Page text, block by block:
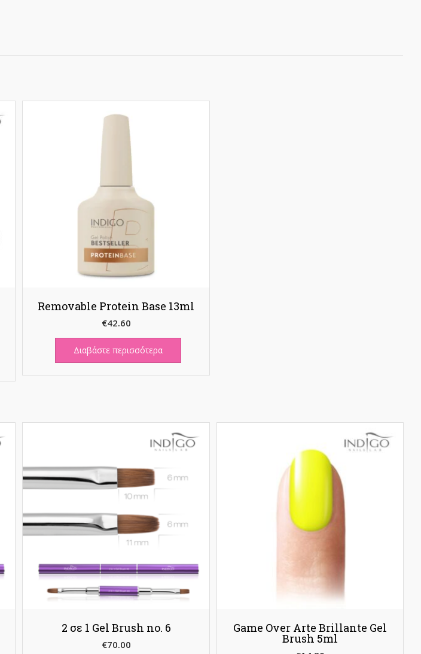
Removable Protein Base 13ml
€42.60
Διαβάστε περισσότερα
2 σε 1 Gel Brush no. 6
€70.00
Game Over Arte Brillante Gel
Brush 5ml